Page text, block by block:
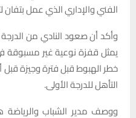
الفني والإداري الذي عمل
وأكد أن صعود النادي من الدرجة
يمثل قفزة نوعية غير مسبوقة
خطر الهبوط قبل فترة وجيزة
التأهل للدرجة الأولى.
ووصف مدير الشباب والرياضة